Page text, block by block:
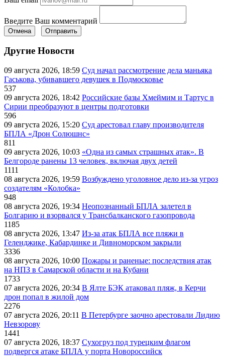
Введите Ваш комментарий
Отмена Отправить
Другие Новости
09 августа 2026, 18:59 Суд начал рассмотрение дела маньяка
Гаськова, убивавшего девушек в Подмосковье
537
09 августа 2026, 18:42 Российские базы Хмеймим и Тартус в
Сирии преобразуют в центры подготовки
596
09 августа 2026, 15:20 Суд арестовал главу производителя
БПЛА «Дрон Солюшнс»
811
09 августа 2026, 10:03 «Одна из самых страшных атак». В
Белгороде ранены 13 человек, включая двух детей
1111
08 августа 2026, 19:59 Возбуждено уголовное дело из-за угроз
создателям «Колобка»
948
08 августа 2026, 19:34 Неопознанный БПЛА залетел в
Болгарию и взорвался у Трансбалканского газопровода
1185
08 августа 2026, 13:47 Из-за атак БПЛА все пляжи в
Геленджике, Кабардинке и Дивноморском закрыли
3336
08 августа 2026, 10:00 Пожары и раненые: последствия атак
на НПЗ в Самарской области и на Кубани
1733
07 августа 2026, 20:34 В Ялте БЭК атаковал пляж, в Керчи
дрон попал в жилой дом
2276
07 августа 2026, 20:11 В Петербурге заочно арестовали Лидию
Невзорову
1441
07 августа 2026, 18:37 Сухогруз под турецким флагом
подвергся атаке БПЛА у порта Новороссийск